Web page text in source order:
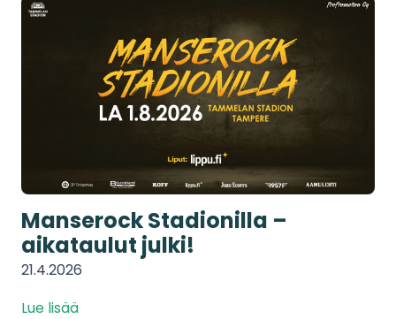
Manserock Stadionilla –
aikataulut julki!
21.4.2026
Lue lisää